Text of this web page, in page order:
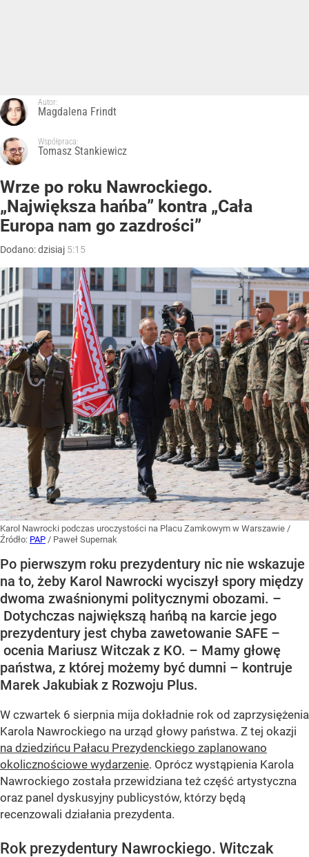
Autor:
Magdalena Frindt
Współpraca:
Tomasz Stankiewicz
Wrze po roku Nawrockiego.
„Największa hańba” kontra „Cała
Europa nam go zazdrości”
Dodano:dzisiaj 5:15
Karol Nawrocki podczas uroczystości na Placu Zamkowym w Warszawie /
Źródło: PAP / Paweł Supernak
Po pierwszym roku prezydentury nic nie wskazuje
na to, żeby Karol Nawrocki wyciszył spory między
dwoma zwaśnionymi politycznymi obozami. –
Dotychczas największą hańbą na karcie jego
prezydentury jest chyba zawetowanie SAFE –
ocenia Mariusz Witczak z KO. – Mamy głowę
państwa, z której możemy być dumni – kontruje
Marek Jakubiak z Rozwoju Plus.
W czwartek 6 sierpnia mija dokładnie rok od zaprzysiężenia
Karola Nawrockiego na urząd głowy państwa. Z tej okazji
na dziedzińcu Pałacu Prezydenckiego zaplanowano
okolicznościowe wydarzenie. Oprócz wystąpienia Karola
Nawrockiego została przewidziana też część artystyczna
oraz panel dyskusyjny publicystów, którzy będą
recenzowali działania prezydenta.
Rok prezydentury Nawrockiego. Witczak